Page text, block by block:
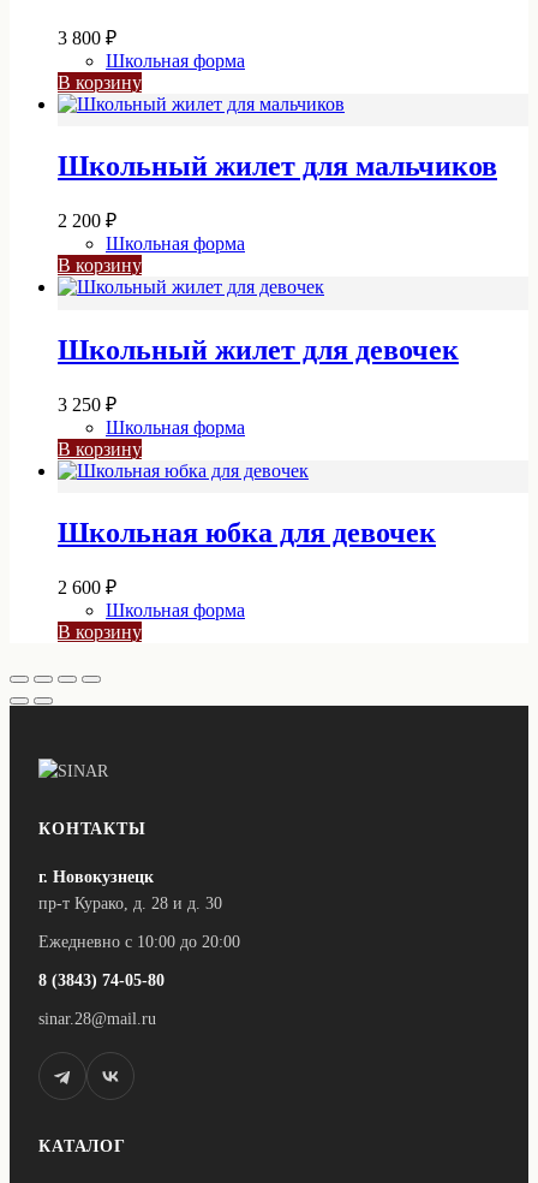
3 800 ₽
Школьная форма
В корзину
Школьный жилет для мальчиков
2 200 ₽
Школьная форма
В корзину
Школьный жилет для девочек
3 250 ₽
Школьная форма
В корзину
Школьная юбка для девочек
2 600 ₽
Школьная форма
В корзину
КОНТАКТЫ
г. Новокузнецк
пр-т Курако, д. 28 и д. 30
Ежедневно с 10:00 до 20:00
8 (3843) 74-05-80
sinar.28@mail.ru
КАТАЛОГ